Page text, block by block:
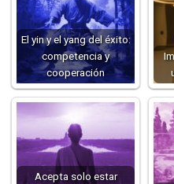
El yin y el yang del éxito:
competencia y
cooperación
Acepta solo estar